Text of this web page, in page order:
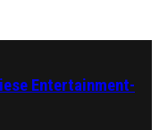
Entertainment-